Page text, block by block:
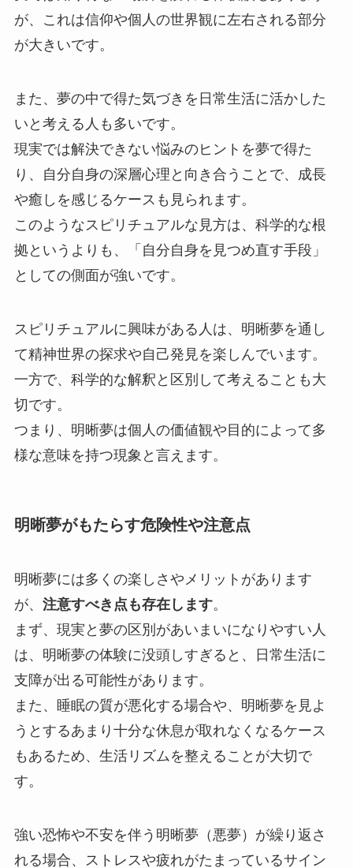
が、これは信仰や個人の世界観に左右される部分
が大きいです。
また、夢の中で得た気づきを日常生活に活かした
いと考える人も多いです。
現実では解決できない悩みのヒントを夢で得た
り、自分自身の深層心理と向き合うことで、成長
や癒しを感じるケースも見られます。
このようなスピリチュアルな見方は、科学的な根
拠というよりも、「自分自身を見つめ直す手段」
としての側面が強いです。
スピリチュアルに興味がある人は、明晰夢を通し
て精神世界の探求や自己発見を楽しんでいます。
一方で、科学的な解釈と区別して考えることも大
切です。
つまり、明晰夢は個人の価値観や目的によって多
様な意味を持つ現象と言えます。
明晰夢がもたらす危険性や注意点
明晰夢には多くの楽しさやメリットがあります
が、 注意すべき点も存在します。
まず、現実と夢の区別があいまいになりやすい人
は、明晰夢の体験に没頭しすぎると、日常生活に
支障が出る可能性があります。
また、睡眠の質が悪化する場合や、明晰夢を見よ
うとするあまり十分な休息が取れなくなるケース
もあるため、生活リズムを整えることが大切で
す。
強い恐怖や不安を伴う明晰夢（悪夢）が繰り返さ
れる場合、ストレスや疲れがたまっているサイン